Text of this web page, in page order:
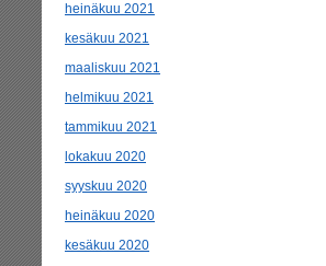
heinäkuu 2021
kesäkuu 2021
maaliskuu 2021
helmikuu 2021
tammikuu 2021
lokakuu 2020
syyskuu 2020
heinäkuu 2020
kesäkuu 2020